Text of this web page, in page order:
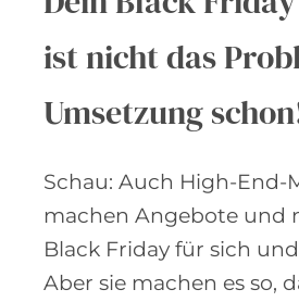
ist nicht das
Umsetzung
Schau: Auch High-End-
machen Angebote und
Black Friday für sich
Aber sie machen es so,